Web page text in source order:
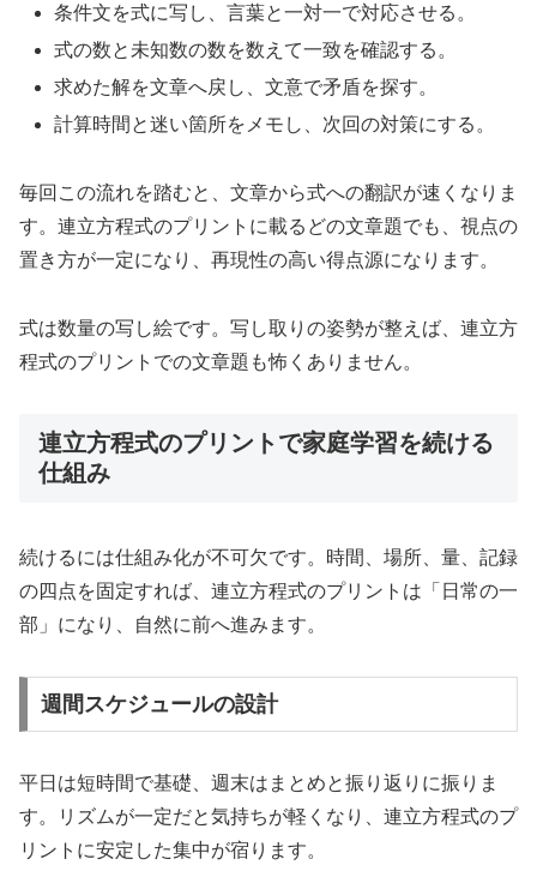
条件文を式に写し、言葉と一対一で対応させる。
式の数と未知数の数を数えて一致を確認する。
求めた解を文章へ戻し、文意で矛盾を探す。
計算時間と迷い箇所をメモし、次回の対策にする。
毎回この流れを踏むと、文章から式への翻訳が速くなりま
す。連立方程式のプリントに載るどの文章題でも、視点の
置き方が一定になり、再現性の高い得点源になります。
式は数量の写し絵です。写し取りの姿勢が整えば、連立方
程式のプリントでの文章題も怖くありません。
連立方程式のプリントで家庭学習を続ける
仕組み
続けるには仕組み化が不可欠です。時間、場所、量、記録
の四点を固定すれば、連立方程式のプリントは「日常の一
部」になり、自然に前へ進みます。
週間スケジュールの設計
平日は短時間で基礎、週末はまとめと振り返りに振りま
す。リズムが一定だと気持ちが軽くなり、連立方程式のプ
リントに安定した集中が宿ります。